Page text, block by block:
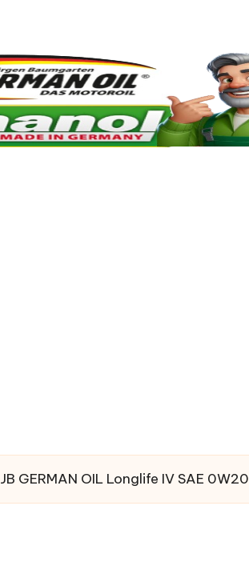
JB GERMAN OIL Longlife IV SAE 0W20